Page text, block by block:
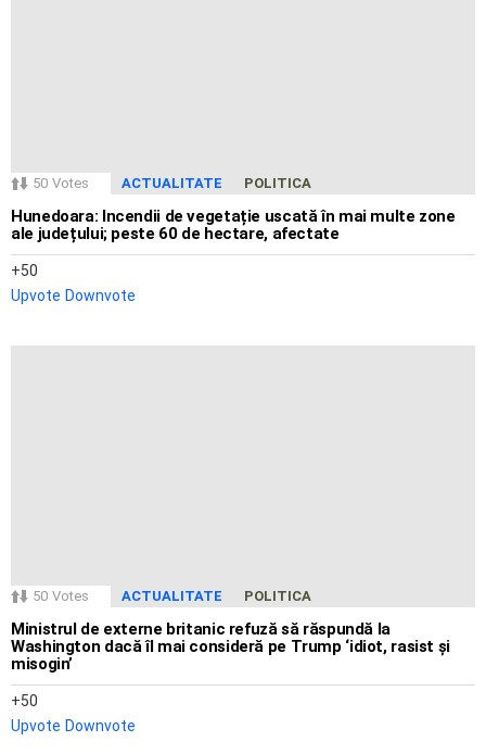
50 Votes ACTUALITATE POLITICA
Hunedoara: Incendii de vegetație uscată în mai multe zone
ale județului; peste 60 de hectare, afectate
50
Upvote Downvote
50 Votes ACTUALITATE POLITICA
Ministrul de externe britanic refuză să răspundă la
Washington dacă îl mai consideră pe Trump ‘idiot, rasist și
misogin’
50
Upvote Downvote